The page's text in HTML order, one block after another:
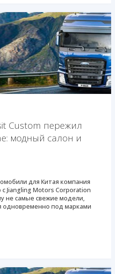
Custom пережил
модный салон и
для Китая компания
Jiangling Motors Corporation
не самые свежие модели,
одновременно под марками